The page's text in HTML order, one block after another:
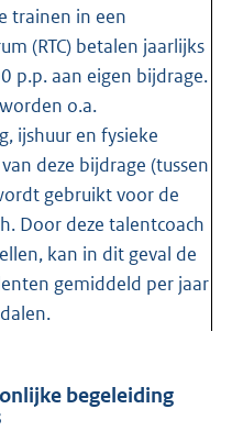
trainen in een
(RTC) betalen jaarlijks
p.p. aan eigen bijdrage.
o.a.
ijshuur en fysieke
deze bijdrage (tussen
gebruikt voor de
Door deze talentcoach
kan in dit geval de
gemiddeld per jaar
begeleiding